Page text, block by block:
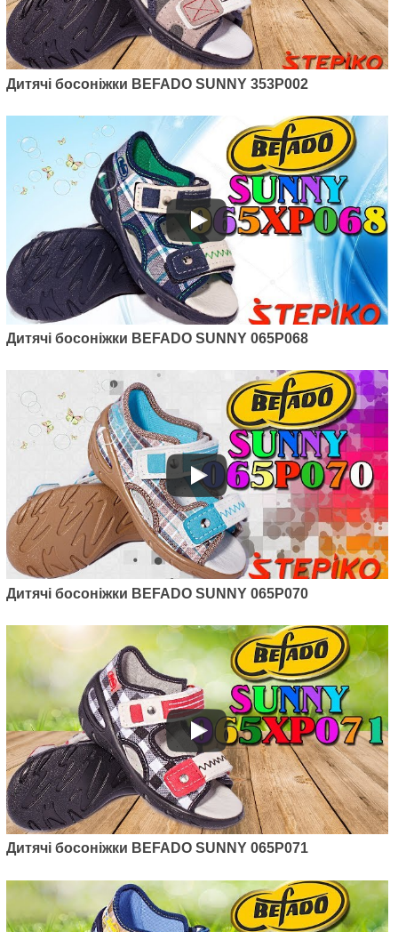
Дитячі босоніжки BEFADO SUNNY 353P002
Дитячі босоніжки BEFADO SUNNY 065P068
Дитячі босоніжки BEFADO SUNNY 065P070
Дитячі босоніжки BEFADO SUNNY 065P071